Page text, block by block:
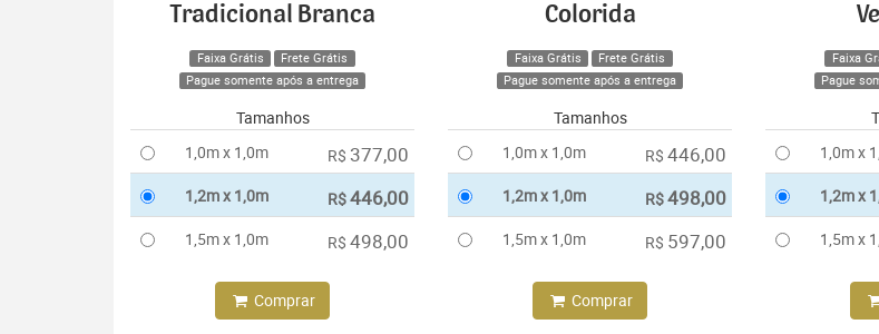
Tradicional Branca
Faixa Grátis
Frete Grátis
Pague somente após a entrega
Tamanhos
1,0m x 1,0m
R$ 377,00
1,2m x 1,0m R$446,00
1,5m x 1,0m R$ 498,00
Comprar
Colorida
Faixa Grátis
Frete Grátis
Pague somente após a entrega
Tamanhos
1,0m x 1,0m
R$ 446,00
1,2m x 1,0m R$498,00
1,5m x 1,0m R$ 597,00
Comprar
Faixa
Pague
1,0m x
1,2m x
1,5m x